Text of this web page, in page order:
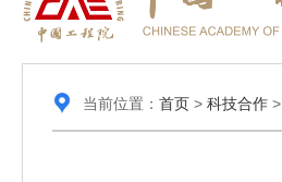
当前位置： 首页> 科技合作>